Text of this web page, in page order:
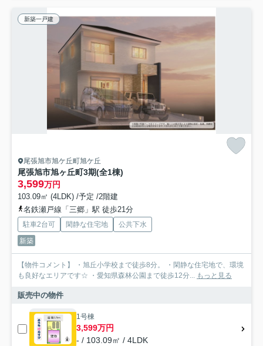
新築一戸建
尾張旭市旭ケ丘町旭ケ丘
尾張旭市旭ヶ丘町3期(全1棟)
3,599万円
103.09㎡ (4LDK) /予定 /2階建
名鉄瀬戸線「三郷」駅 徒歩21分
駐車2台可 閑静な住宅地
公共下水
新築
【物件コメント】 ・旭丘小学校まで徒歩8分。 ・閑静な住宅地で、環境
も良好なエリアです☆ ・愛知県森林公園まで徒歩12分... もっと見る
販売中の物件
1号棟
3,599万円
- / 103.09㎡ / 4LDK